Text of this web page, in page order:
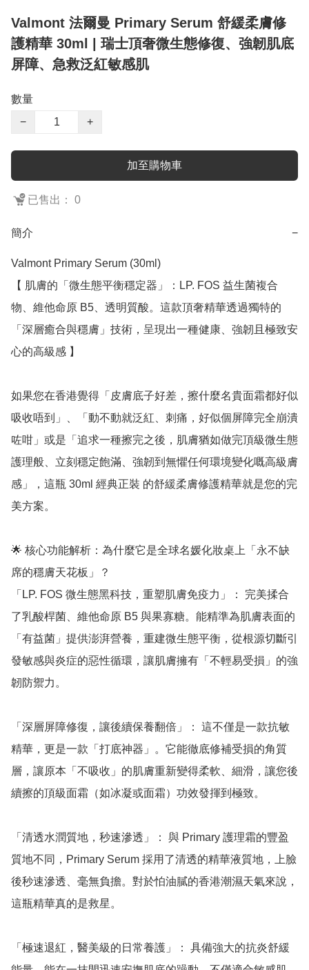
Valmont 法爾曼 Primary Serum 舒緩柔膚修
護精華 30ml | 瑞士頂奢微生態修復、強韌肌底
屏障、急救泛紅敏感肌
數量
−
+
加至購物車
已售出： 0
簡介 −
Valmont Primary Serum (30ml)
【 肌膚的「微生態平衡穩定器」：LP. FOS 益生菌複合
物、維他命原 B5、透明質酸。這款頂奢精華透過獨特的
「深層癒合與穩膚」技術，呈現出一種健康、強韌且極致安
心的高級感 】
如果您在香港覺得「皮膚底子好差，擦什麼名貴面霜都好似
吸收唔到」、「動不動就泛紅、刺痛，好似個屏障完全崩潰
咗咁」或是「追求一種擦完之後，肌膚猶如做完頂級微生態
護理般、立刻穩定飽滿、強韌到無懼任何環境變化嘅高級膚
感」，這瓶 30ml 經典正裝 的舒緩柔膚修護精華就是您的完
美方案。
🌟 核心功能解析：為什麼它是全球名媛化妝桌上「永不缺
席的穩膚天花板」？
「LP. FOS 微生態黑科技，重塑肌膚免疫力」： 完美揉合
了乳酸桿菌、維他命原 B5 與果寡糖。能精準為肌膚表面的
「有益菌」提供澎湃營養，重建微生態平衡，從根源切斷引
發敏感與炎症的惡性循環，讓肌膚擁有「不輕易受損」的強
韌防禦力。
「深層屏障修復，讓後續保養翻倍」： 這不僅是一款抗敏
精華，更是一款「打底神器」。它能徹底修補受損的角質
層，讓原本「不吸收」的肌膚重新變得柔軟、細滑，讓您後
續擦的頂級面霜（如冰凝或面霜）功效發揮到極致。
「清透水潤質地，秒速滲透」： 與 Primary 護理霜的豐盈
質地不同，Primary Serum 採用了清透的精華液質地，上臉
後秒速滲透、毫無負擔。對於怕油膩的香港潮濕天氣來說，
這瓶精華真的是救星。
「極速退紅，醫美級的日常養護」： 具備強大的抗炎舒緩